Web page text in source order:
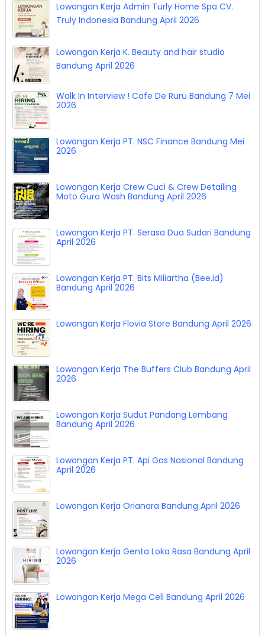
Lowongan Kerja Admin Turly Home Spa CV.
Truly Indonesia Bandung April 2026
Lowongan Kerja K. Beauty and hair studio
Bandung April 2026
Walk In Interview ! Cafe De Ruru Bandung 7 Mei
2026
Lowongan Kerja PT. NSC Finance Bandung Mei
2026
Lowongan Kerja Crew Cuci & Crew Detailing
Moto Guro Wash Bandung April 2026
Lowongan Kerja PT. Serasa Dua Sudari Bandung
April 2026
Lowongan Kerja PT. Bits Miliartha (Bee.id)
Bandung April 2026
Lowongan Kerja Flovia Store Bandung April 2026
Lowongan Kerja The Buffers Club Bandung April
2026
Lowongan Kerja Sudut Pandang Lembang
Bandung April 2026
Lowongan Kerja PT. Api Gas Nasional Bandung
April 2026
Lowongan Kerja Orianara Bandung April 2026
Lowongan Kerja Genta Loka Rasa Bandung April
2026
Lowongan Kerja Mega Cell Bandung April 2026